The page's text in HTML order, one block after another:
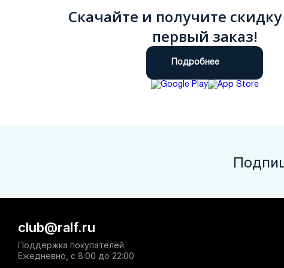
Скачайте и получите скидку
первый заказ!
Подробнее
club@ralf.ru
Поддержка покупателей
Ежедневно, с 8:00 до 22:00